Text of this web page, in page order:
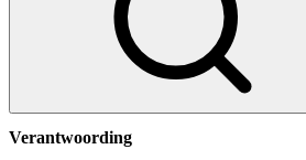
Verantwoording